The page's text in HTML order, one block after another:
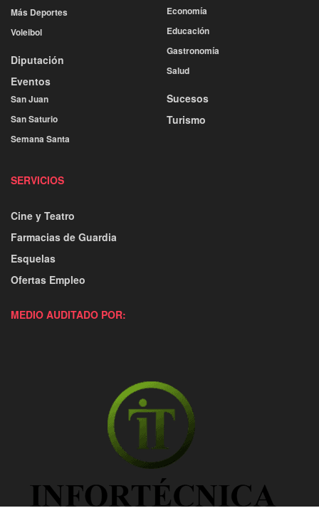
Más Deportes
Voleibol
Diputación
Eventos
San Juan
San Saturio
Semana Santa
Economía
Educación
Gastronomía
Salud
Sucesos
Turismo
SERVICIOS
Cine y Teatro
Farmacias de Guardia
Esquelas
Ofertas Empleo
MEDIO AUDITADO POR: